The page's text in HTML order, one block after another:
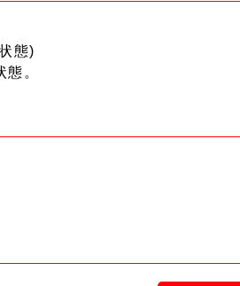
態)
。